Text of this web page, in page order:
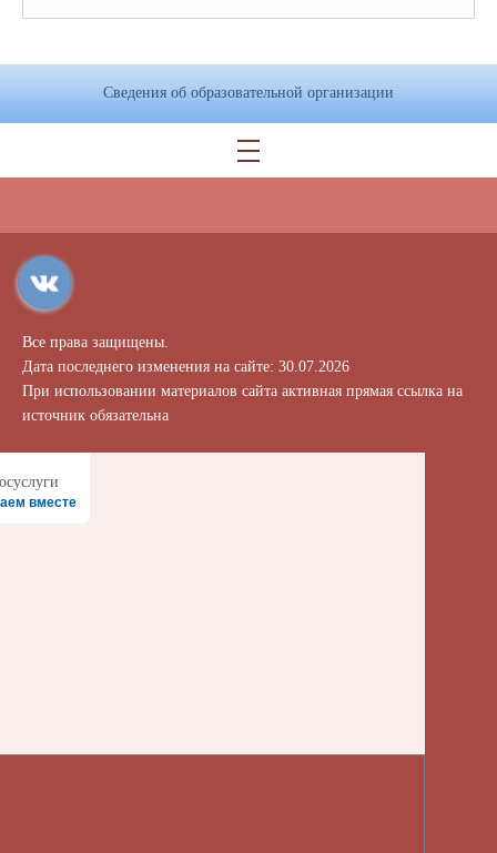
Сведения об образовательной организации
Все права защищены.
Дата последнего изменения на сайте: 30.07.2026
При использовании материалов сайта активная прямая ссылка на
источник обязательна
вместе